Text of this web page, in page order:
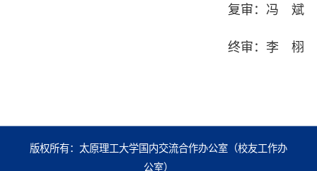
复审：冯 斌
终审：李 栩
版权所有：太原理工大学国内交流合作办公室（校友工作办
公室）